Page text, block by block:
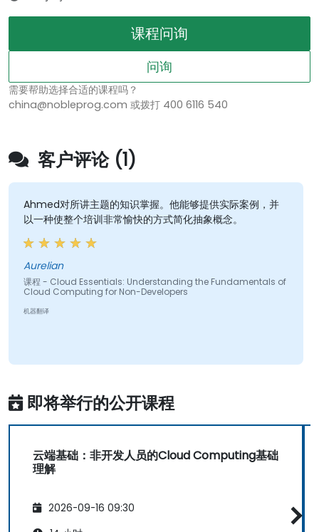
课程问询
问询
需要帮助选择合适的课程吗？
china@nobleprog.com 或拨打 400 6116 540
客户评论 (1)
Ahmed对所讲主题的知识掌握。他能够提供实际案例，并
以一种使整个培训非常愉快的方式简化抽象概念。
Aurelian
课程 - Cloud Essentials: Understanding the Fundamentals of
Cloud Computing for Non-Developers
机器翻译
即将举行的公开课程
云端基础：非开发人员的Cloud Computing基础
理解
2026-09-16 09:30